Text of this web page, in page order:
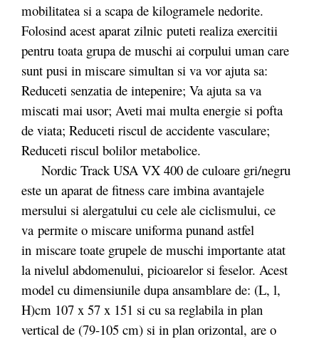
mobilitatea si a scapa de kilogramele nedorite.
Folosind acest aparat zilnic puteti realiza exercitii
pentru toata grupa de muschi ai corpului uman care
sunt pusi in miscare simultan si va vor ajuta sa:
Reduceti senzatia de intepenire; Va ajuta sa va
miscati mai usor; Aveti mai multa energie si pofta
de viata; Reduceti riscul de accidente vasculare;
Reduceti riscul bolilor metabolice.
Nordic Track USA VX 400 de culoare gri/negru
este un aparat de fitness care imbina avantajele
mersului si alergatului cu cele ale ciclismului, ce
va permite o miscare uniforma punand astfel
in miscare toate grupele de muschi importante atat
la nivelul abdomenului, picioarelor si feselor. Acest
model cu dimensiunile dupa ansamblare de: (L, l,
H)cm 107 x 57 x 151 si cu sa reglabila in plan
vertical de (79-105 cm) si in plan orizontal, are o